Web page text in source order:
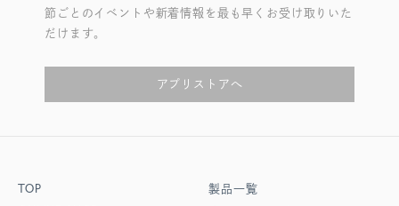
節ごとのイベントや新着情報を最も早くお受け取りいた
だけます。
アプリストアへ
TOP
製品一覧